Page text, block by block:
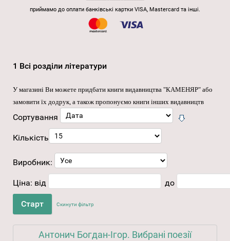
приймамо до оплати банківські картки VISA, Mastercard та інші.
1 Всі розділи літератури
У магазині Ви можете придбати книги видавництва "КАМЕНЯР" або
замовити їх додрук, а також пропонуємо книги інших видавництв
Сортування
Кількість
Виробник:
Ціна: від до
Скинути фільтр
Антонич Богдан-Ігор. Вибрані поезії